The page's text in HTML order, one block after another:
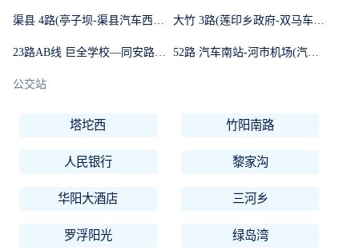
渠县 4路(亭子坝-渠县汽车西站) 大竹 3路(莲印乡政府-双马车站)
23路AB线 巨全学校—同安路(环线) 52路 汽车南站-河市机场(汽车南站-河市机场)
公交站
塔坨西 竹阳南路
人民银行 黎家沟
华阳大酒店 三河乡
罗浮阳光 绿岛湾